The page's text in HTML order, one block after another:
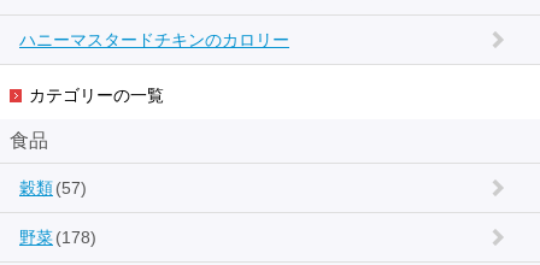
ハニーマスタードチキンのカロリー
カテゴリーの一覧
食品
穀類(57)
野菜(178)